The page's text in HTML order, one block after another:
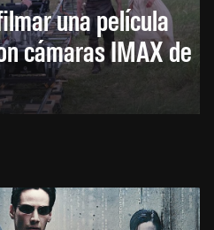
una película
cámaras IMAX de